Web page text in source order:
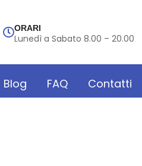
ORARI
Lunedì a Sabato 8.00 – 20.00
Blog FAQ Contatti